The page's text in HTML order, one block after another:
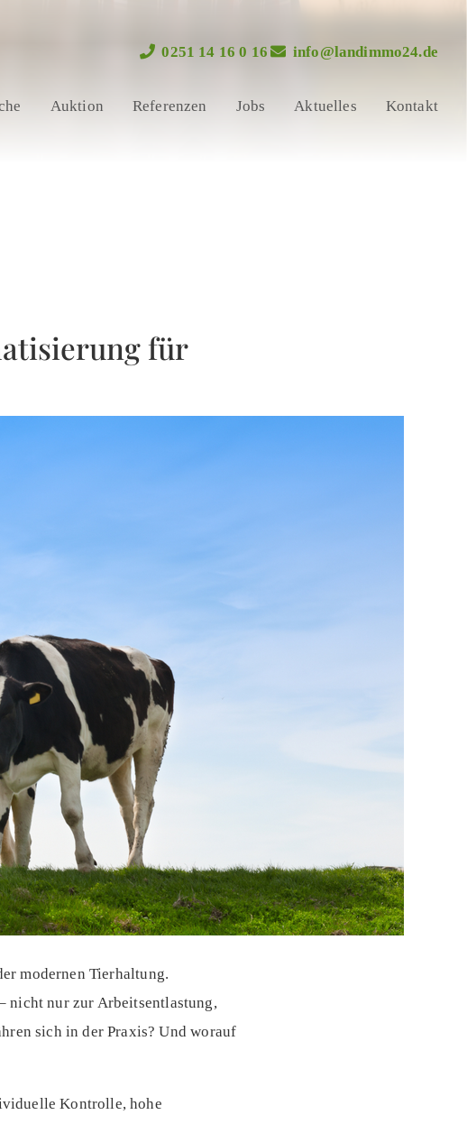
0251 14 16 0 16 info@landimmo24.de
Auktion Referenzen Jobs Aktuelles Kontakt
für
modernen Tierhaltung.
nicht nur zur Arbeitsentlastung,
sich in der Praxis? Und worauf
Kontrolle, hohe